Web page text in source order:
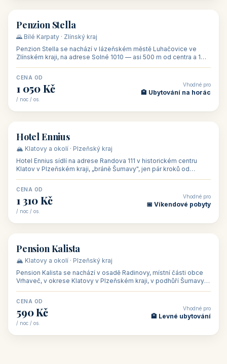
🏡 penzion
Penzion Stella
🌄 Bílé Karpaty · Zlínský kraj
Penzion Stella se nachází v lázeňském městě Luhačovice ve
Zlínském kraji, na adrese Solné 1010 — asi 500 m od centra a 1
CENA OD
1 050 Kč
/ noc / os.
Vhodné pro
🏨 Ubytování na horác
🏨 hotel
Hotel Ennius
🏔️ Klatovy a okolí · Plzeňský kraj
Hotel Ennius sídlí na adrese Randova 111 v historickém centru
Klatov v Plzeňském kraji, „bráně Šumavy", jen pár kroků od
CENA OD
1 310 Kč
/ noc / os.
Vhodné pro
📅 Víkendové pobyty
🏡 penzion
Pension Kalista
🏔️ Klatovy a okolí · Plzeňský kraj
Pension Kalista se nachází v osadě Radinovy, místní části obce
Vrhaveč, v okrese Klatovy v Plzeňském kraji, v podhůří Šumavy
CENA OD
590 Kč
/ noc / os.
Vhodné pro
🏨 Levné ubytování